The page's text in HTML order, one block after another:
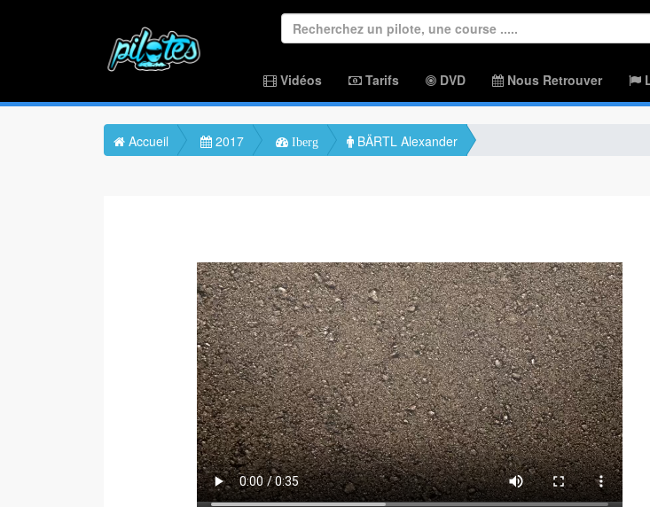
Vidéos Tarifs DVD Nous Retrouver
Accueil 2017 Iberg BÄRTL Alexander